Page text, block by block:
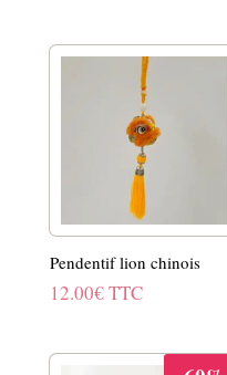
Pendentif lion chinois
12.00€TTC